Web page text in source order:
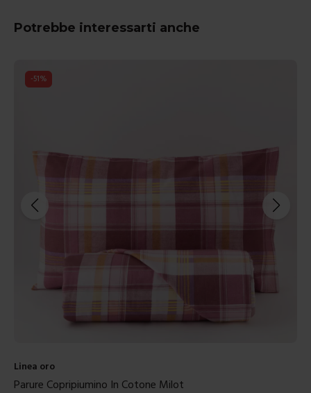
Potrebbe interessarti anche
-51%
Linea oro
Parure Copripiumino In Cotone Milot